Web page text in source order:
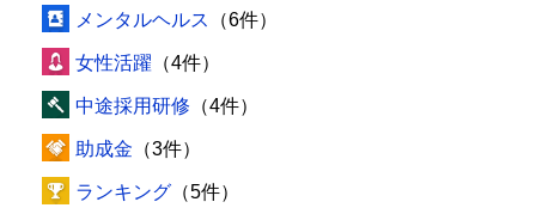
メンタルヘルス （6件）
女性活躍 （4件）
中途採用研修 （4件）
助成金 （3件）
ランキング （5件）